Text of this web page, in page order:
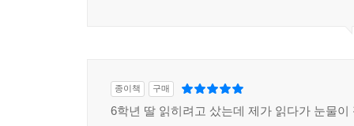
종이책 구매
6학년 딸 읽히려고 샀는데 제가 읽다가 눈물이